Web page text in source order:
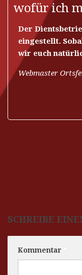
wofür ich
Der
eingestellt.
wir euch
Webmaster
SCHREIBE
Kommentar